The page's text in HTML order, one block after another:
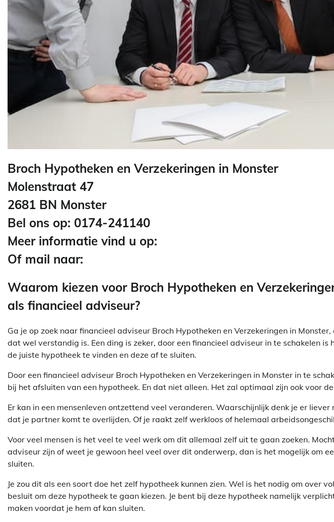
Broch Hypotheken en Verzekeringen in Monster
Molenstraat 47
2681 BN Monster
Bel ons op: 0174-241140
Meer informatie vind u op:
Of mail naar:
Waarom kiezen voor Broch Hypotheken en
als financieel adviseur?
Ga je op zoek naar financieel adviseur Broch Hypotheken en Verzekeringen in
dat wel verstandig is. Een ding is zeker, door een financieel adviseur in te schakelen is
de juiste hypotheek te vinden en deze af te sluiten.
Door een financieel adviseur Broch Hypotheken en Verzekeringen in Monster in te
bij het afsluiten van een hypotheek. En dat niet alleen. Het zal optimaal zijn ook voor de
Er kan in een mensenleven ontzettend veel veranderen. Waarschijnlijk denk je er
dat je partner komt te overlijden. Of je raakt zelf werkloos of helemaal
Voor veel mensen is het veel te veel werk om dit allemaal zelf uit te gaan zoeken.
adviseur zijn of weet je gewoon heel veel over dit onderwerp, dan is het mogelijk om
sluiten.
Je zou dit als een soort doe het zelf hypotheek kunnen zien. Wel is het nodig om over
besluit om deze hypotheek te gaan kiezen. Je bent bij deze hypotheek namelijk
maken voordat je hem af kan sluiten.